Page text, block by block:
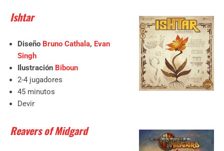
Ishtar
Diseño Bruno Cathala, Evan
Singh
Ilustración Biboun
2-4 jugadores
45 minutos
Devir
Reavers of Midgard